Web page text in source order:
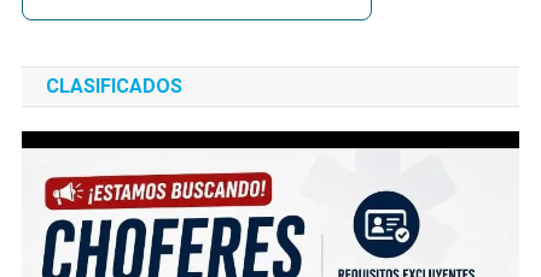
CLASIFICADOS